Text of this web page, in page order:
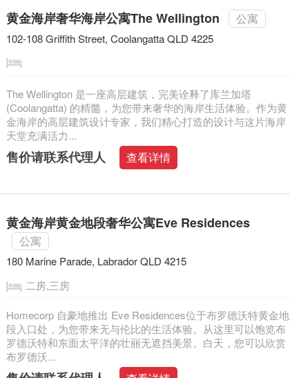
黄金海岸奢华海岸公寓The Wellington 公寓
102-108 Griffith Street, Coolangatta QLD 4225
The Wellington 是一座高层建筑，完美诠释了库兰加塔
(Coolangatta) 的精髓，为您带来奢华的海岸生活体验。作为黄
金海岸的高层建筑设计专家，我们精心打造的设计与这片海岸
天堂充满活力...
售价请联系代理人 查看详情
黄金海岸黄金地段奢华公寓Eve Residences
公寓
180 Marine Parade, Labrador QLD 4215
二房,三房
Homecorp 自豪地推出 Eve Residences位于布罗德沃特黄金地
段入口处，为您带来无与伦比的生活体验。从这里可以饱览布
罗德沃特和东面太平洋的壮丽无遮挡美景。白天，您可以欣赏
布罗德沃...